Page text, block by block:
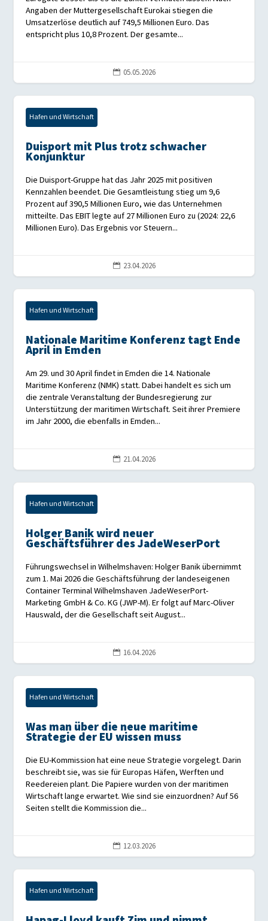
Angaben der Muttergesellschaft Eurokai stiegen die
Umsatzerlöse deutlich auf 749,5 Millionen Euro. Das
entspricht plus 10,8 Prozent. Der gesamte...
 05.05.2026
Hafen und Wirtschaft
Duisport mit Plus trotz schwacher
Konjunktur
Die Duisport-Gruppe hat das Jahr 2025 mit positiven
Kennzahlen beendet. Die Gesamtleistung stieg um 9,6
Prozent auf 390,5 Millionen Euro, wie das Unternehmen
mitteilte. Das EBIT legte auf 27 Millionen Euro zu (2024: 22,6
Millionen Euro). Das Ergebnis vor Steuern...
 23.04.2026
Hafen und Wirtschaft
Nationale Maritime Konferenz tagt Ende
April in Emden
Am 29. und 30 April findet in Emden die 14. Nationale
Maritime Konferenz (NMK) statt. Dabei handelt es sich um
die zentrale Veranstaltung der Bundesregierung zur
Unterstützung der maritimen Wirtschaft. Seit ihrer Premiere
im Jahr 2000, die ebenfalls in Emden...
 21.04.2026
Hafen und Wirtschaft
Holger Banik wird neuer
Geschäftsführer des JadeWeserPort
Führungswechsel in Wilhelmshaven: Holger Banik übernimmt
zum 1. Mai 2026 die Geschäftsführung der landeseigenen
Container Terminal Wilhelmshaven JadeWeserPort-
Marketing GmbH & Co. KG (JWP-M). Er folgt auf Marc-Oliver
Hauswald, der die Gesellschaft seit August...
 16.04.2026
Hafen und Wirtschaft
Was man über die neue maritime
Strategie der EU wissen muss
Die EU-Kommission hat eine neue Strategie vorgelegt. Darin
beschreibt sie, was sie für Europas Häfen, Werften und
Reedereien plant. Die Papiere wurden von der maritimen
Wirtschaft lange erwartet. Wie sind sie einzuordnen? Auf 56
Seiten stellt die Kommission die...
 12.03.2026
Hafen und Wirtschaft